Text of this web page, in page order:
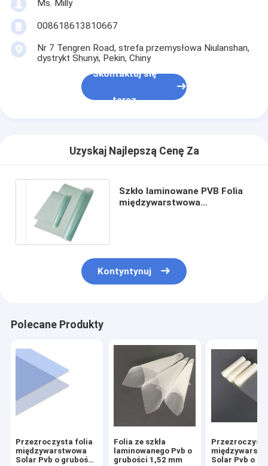
Ms. Milly
008618613810667
Nr 7 Tengren Road, strefa przemysłowa Niulanshan,
dystrykt Shunyi, Pekin, Chiny
Skontaktuj się
teraz
Uzyskaj Najlepszą Cenę Za
Szkło laminowane PVB Folia
międzywarstwowa
Kontyntynuj
Polecane Produkty
Przezroczysta folia
międzywarstwowa
Solar Pvb o grubości
Folia ze szkła
laminowanego Pvb o
grubości 1,52 mm
Solar Pvb o